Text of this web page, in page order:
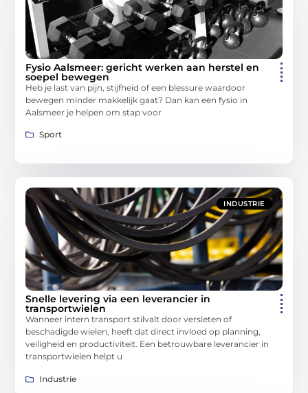
Fysio Aalsmeer: gericht werken aan herstel en
soepel bewegen
Heb je last van pijn, stijfheid of een blessure waardoor
bewegen minder makkelijk gaat? Dan kan een fysio in
Aalsmeer je helpen om stap voor
Sport
INDUSTRIE
Snelle levering via een leverancier in
transportwielen
Wanneer intern transport stilvalt door versleten of
beschadigde wielen, heeft dat direct invloed op planning,
veiligheid en productiviteit. Een betrouwbare leverancier in
transportwielen helpt u
Industrie